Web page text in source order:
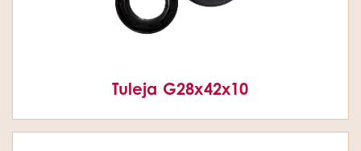
Tuleja G28x42x10